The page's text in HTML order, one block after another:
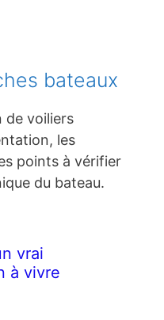
bateaux
de voiliers
les
points à vérifier
du bateau.
vrai
à vivre